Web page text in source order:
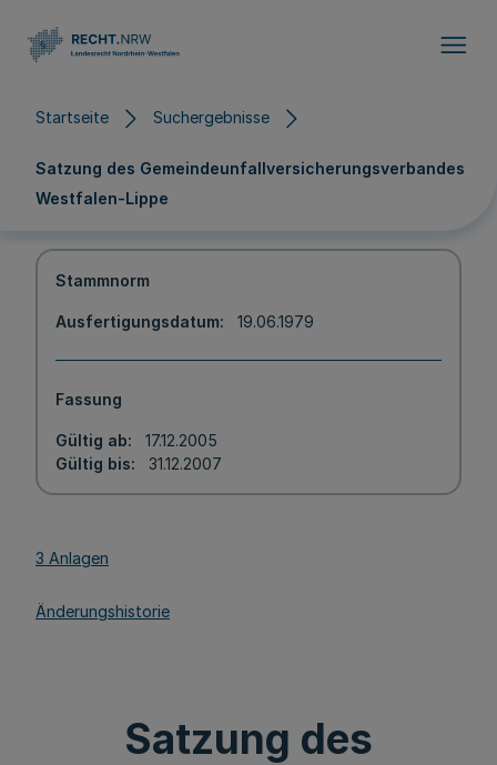
Startseite Suchergebnisse
Satzung des Gemeindeunfallversicherungsverbandes
Westfalen-Lippe
Stammnorm
Ausfertigungsdatum 19.06.1979
Fassung
Gültig ab
17.12.2005
Gültig bis
31.12.2007
3 Anlagen
Änderungshistorie
Satzung des